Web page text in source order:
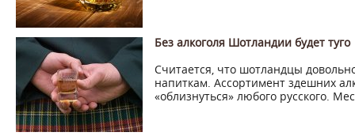
Без алкоголя Шотландии будет туго
Считается, что шотландцы
напиткам. Ассортимент здешних
«облизнуться» любого русского.